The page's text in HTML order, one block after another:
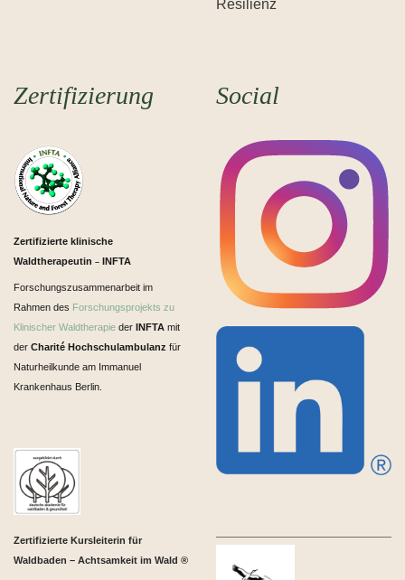
Resilienz
Zertifizierung
Zertifizierte klinische
Waldtherapeutin – INFTA
Forschungszusammenarbeit im
Rahmen des Forschungsprojekts zu
Klinischer Waldtherapie der INFTA mit
der Charité Hochschulambulanz für
Naturheilkunde am Immanuel
Krankenhaus Berlin.
Zertifizierte Kursleiterin für
Waldbaden – Achtsamkeit im Wald ®
Social